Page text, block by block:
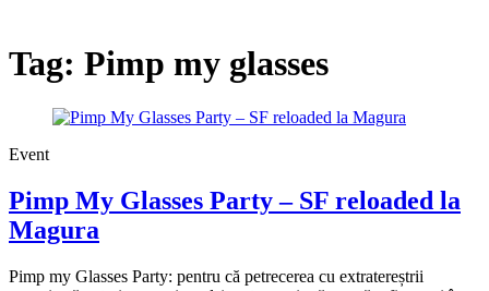
Tag: Pimp my glasses
Event
Pimp My Glasses Party – SF reloaded la
Magura
Pimp my Glasses Party: pentru că petrecerea cu extratereștrii